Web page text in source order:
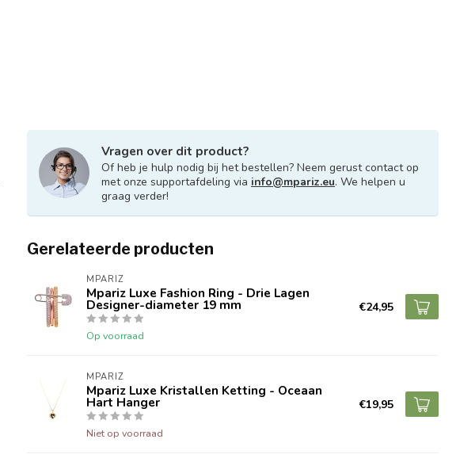
Vragen over dit product?
Of heb je hulp nodig bij het bestellen? Neem gerust contact op
met onze supportafdeling via info@mpariz.eu. We helpen u
graag verder!
Gerelateerde producten
MPARIZ
Mpariz Luxe Fashion Ring - Drie Lagen
Designer-diameter 19 mm
Op voorraad
€24,95
MPARIZ
Mpariz Luxe Kristallen Ketting - Oceaan
Hart Hanger
Niet op voorraad
€19,95